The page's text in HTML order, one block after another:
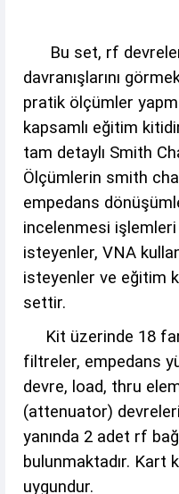
Bu set, rf
davranışlarını
pratik ölçümler
kapsamlı eğitim
tam detaylı Smith
Ölçümlerin smith
empedans
incelenmesi
isteyenler, VNA
isteyenler ve eğitim
settir.
Kit üzerinde 18
filtreler, empedans
devre, load, thru
(attenuator)
yanında 2 adet rf
bulunmaktadır. Kart
uygundur.